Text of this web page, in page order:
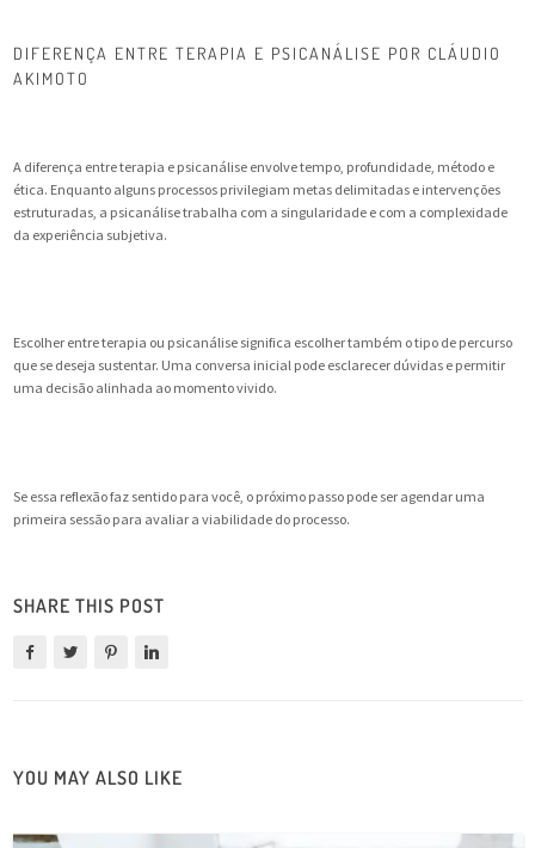
DIFERENÇA ENTRE TERAPIA E PSICANÁLISE POR CLÁUDIO
AKIMOTO
A diferença entre terapia e psicanálise envolve tempo, profundidade, método e
ética. Enquanto alguns processos privilegiam metas delimitadas e intervenções
estruturadas, a psicanálise trabalha com a singularidade e com a complexidade
da experiência subjetiva.
Escolher entre terapia ou psicanálise significa escolher também o tipo de percurso
que se deseja sustentar. Uma conversa inicial pode esclarecer dúvidas e permitir
uma decisão alinhada ao momento vivido.
Se essa reflexão faz sentido para você, o próximo passo pode ser agendar uma
primeira sessão para avaliar a viabilidade do processo.
SHARE THIS POST
YOU MAY ALSO LIKE